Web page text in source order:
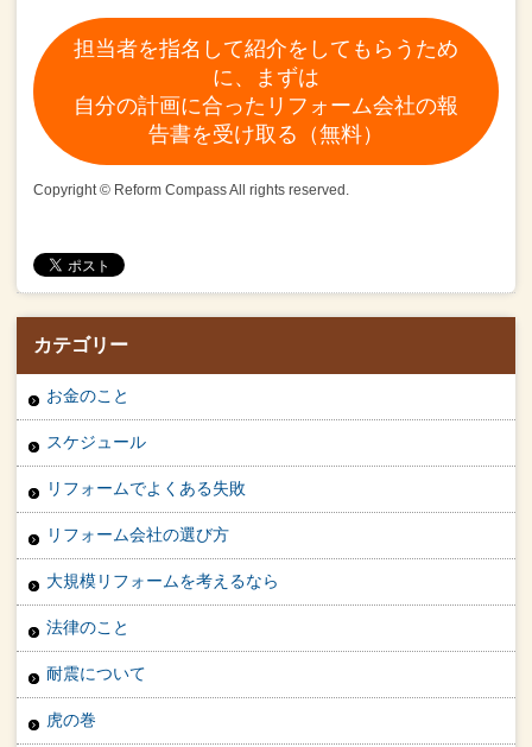
担当者を指名して紹介をしてもらうため
に、まずは
自分の計画に合ったリフォーム会社の報
告書を受け取る（無料）
Copyright © Reform Compass All rights reserved.
カテゴリー
お金のこと
スケジュール
リフォームでよくある失敗
リフォーム会社の選び方
大規模リフォームを考えるなら
法律のこと
耐震について
虎の巻